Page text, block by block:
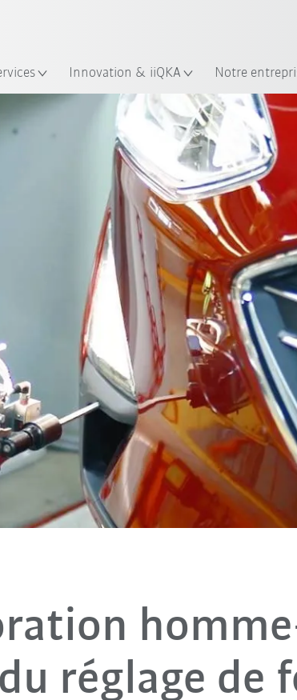
Innovation & iiQKA Notre
Concept CHR Portique poids lourd
réglage de